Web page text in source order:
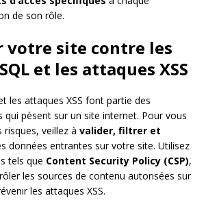
de son rôle.
votre site contre les
et les attaques XSS
les attaques XSS font partie des
qui pèsent sur un site internet. Pour vous
veillez à valider, filtrer et
données entrantes sur votre site. Utilisez
tels que Content Security Policy (CSP),
les sources de contenu autorisées sur
les attaques XSS.